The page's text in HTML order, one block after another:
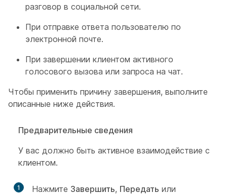
разговор в социальной сети.
При отправке ответа пользователю по
электронной почте.
При завершении клиентом активного
голосового вызова или запроса на чат.
Чтобы применить причину завершения, выполните
описанные ниже действия.
Предварительные сведения
У вас должно быть активное взаимодействие с
клиентом.
1 Нажмите Завершить, Передать или